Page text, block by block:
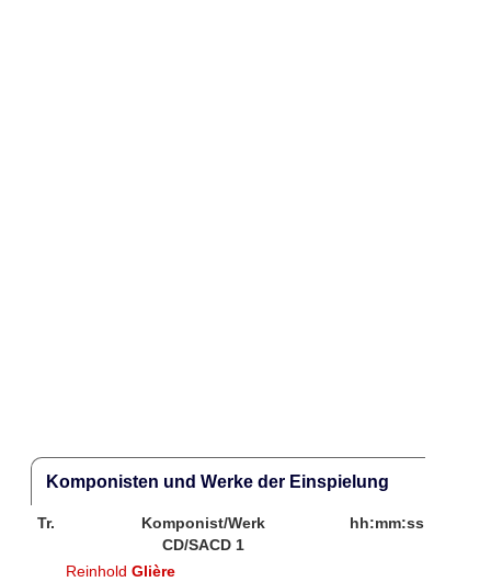
Komponisten und Werke der Einspielung
Tr. Komponist/Werk
hh:mm:ss
CD/SACD 1
ReinholdGlière